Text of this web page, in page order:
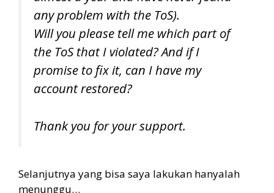
any problem with the ToS).
Will you please tell me which part of
the ToS that I violated? And if I
promise to fix it, can I have my
account restored?
Thank you for your support.
Selanjutnya yang bisa saya lakukan hanyalah
menunggu…